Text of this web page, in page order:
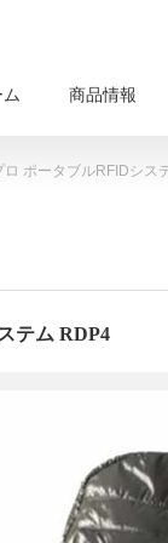
商品情報
ロ ポータブルRFIDシス
テム RDP4